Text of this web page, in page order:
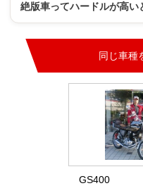
絶版車ってハードルが高い
同じ車種
GS400